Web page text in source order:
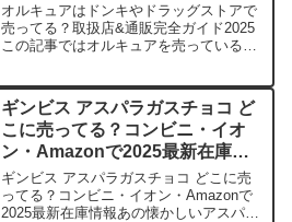
オルキュアはドンキやドラッグストアで
売ってる？取扱店&通販完全ガイド2025
この記事ではオルキュアを売っている取
（30g）特徴Amazon2,980円最安値級、
プライム対応...
ギンビス アスパラガスチョコ ど
こに売ってる？コンビニ・イオ
ン・Amazonで2025最新在庫情
報
ギンビス アスパラガスチョコ どこに売
ってる？コンビニ・イオン・Amazonで
2025最新在庫情報あの懐かしいアスパラ